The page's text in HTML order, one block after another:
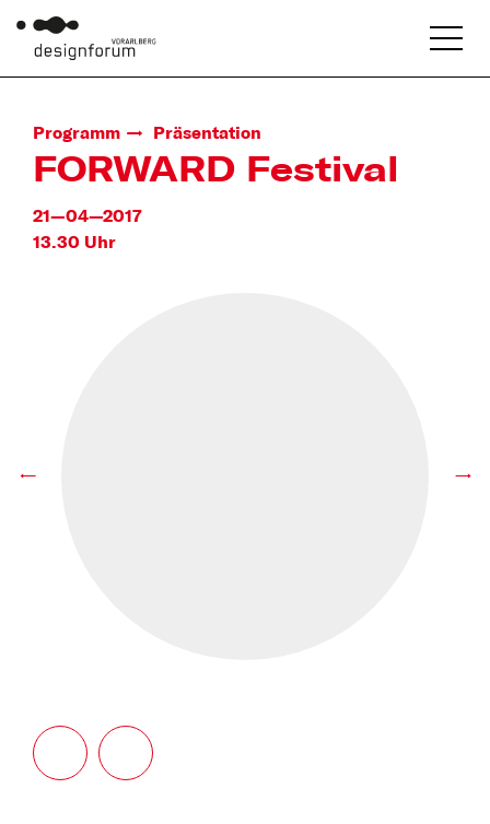
Programm Präsentation
FORWARD Festival
21—04—2017
13.30 Uhr
← →